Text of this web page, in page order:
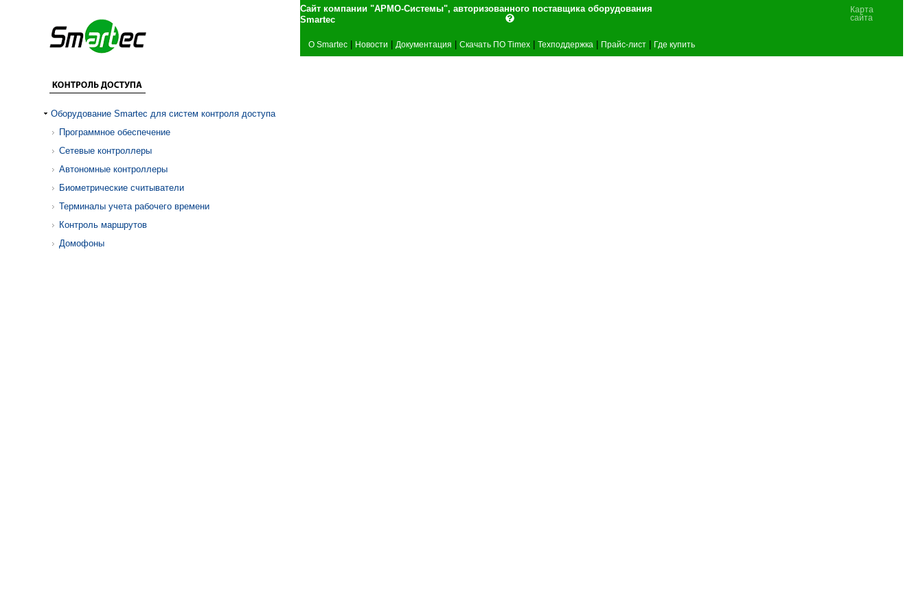
Сайт компании "АРМО-Системы", авторизованного поставщика оборудования
Smartec
Карта
сайта
О Smartec Новости Документация Скачать ПО Timex Техподдержка Прайс-лист Где купить
Оборудование Smartec для систем контроля доступа
Программное обеспечение
Сетевые контроллеры
Автономные контроллеры
Биометрические считыватели
Терминалы учета рабочего времени
Контроль маршрутов
Домофоны